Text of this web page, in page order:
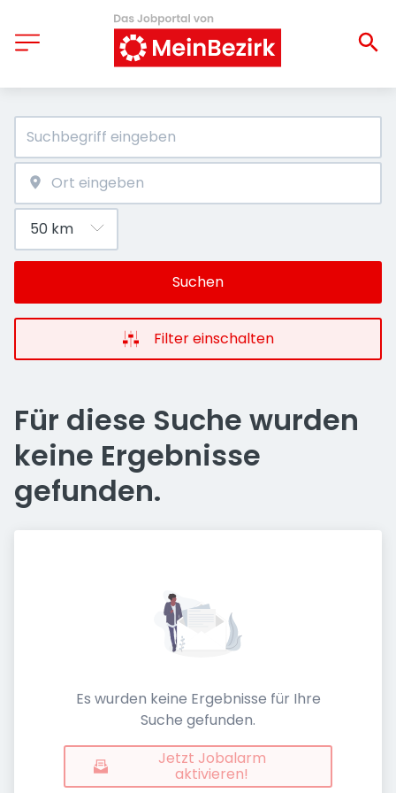
Suchen
Filter einschalten
Für diese Suche wurden
keine Ergebnisse
gefunden.
Es wurden keine Ergebnisse für Ihre
Suche gefunden.
Jetzt Jobalarm
aktivieren!